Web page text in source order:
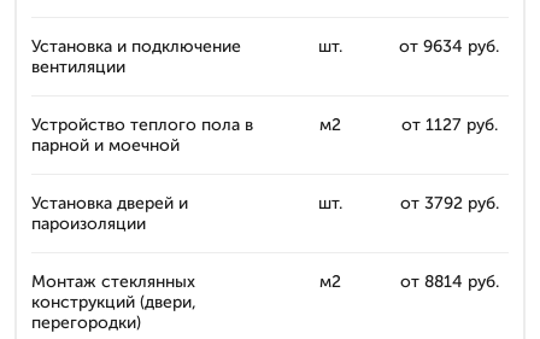
Установка и подключение
вентиляции
шт. от 9634 руб.
Устройство теплого пола в
парной и моечной
м2 от 1127 руб.
Установка дверей и
пароизоляции
шт. от 3792 руб.
Монтаж стеклянных
конструкций (двери,
перегородки)
м2 от 8814 руб.